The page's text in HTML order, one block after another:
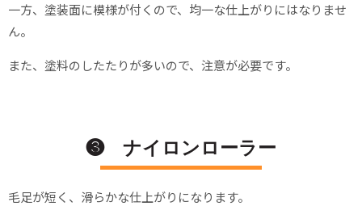
一方、塗装面に模様が付くので、均一な仕上がりにはなりませ
ん。
また、塗料のしたたりが多いので、注意が必要です。
❸ ナイロンローラー
毛足が短く、滑らかな仕上がりになります。